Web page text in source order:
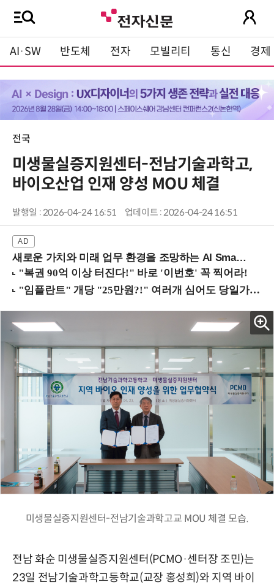
AI·SW 반도체 전자 모빌리티 통신 경제
전국
미생물실증지원센터-전남기술과학고,
바이오산업 인재 양성 MOU 체결
발행일 : 2026-04-24 16:51 업데이트 : 2026-04-24 16:51
새로운 가치와 미래 업무 환경을 조망하는 AI Smart Work Summit 2026 (9/11 코엑스)
미생물실증지원센터-전남기술과학고교 MOU 체결 모습.
전남 화순 미생물실증지원센터(PCMO·센터장 조민)는
23일 전남기술과학고등학교(교장 홍성희)와 지역 바이